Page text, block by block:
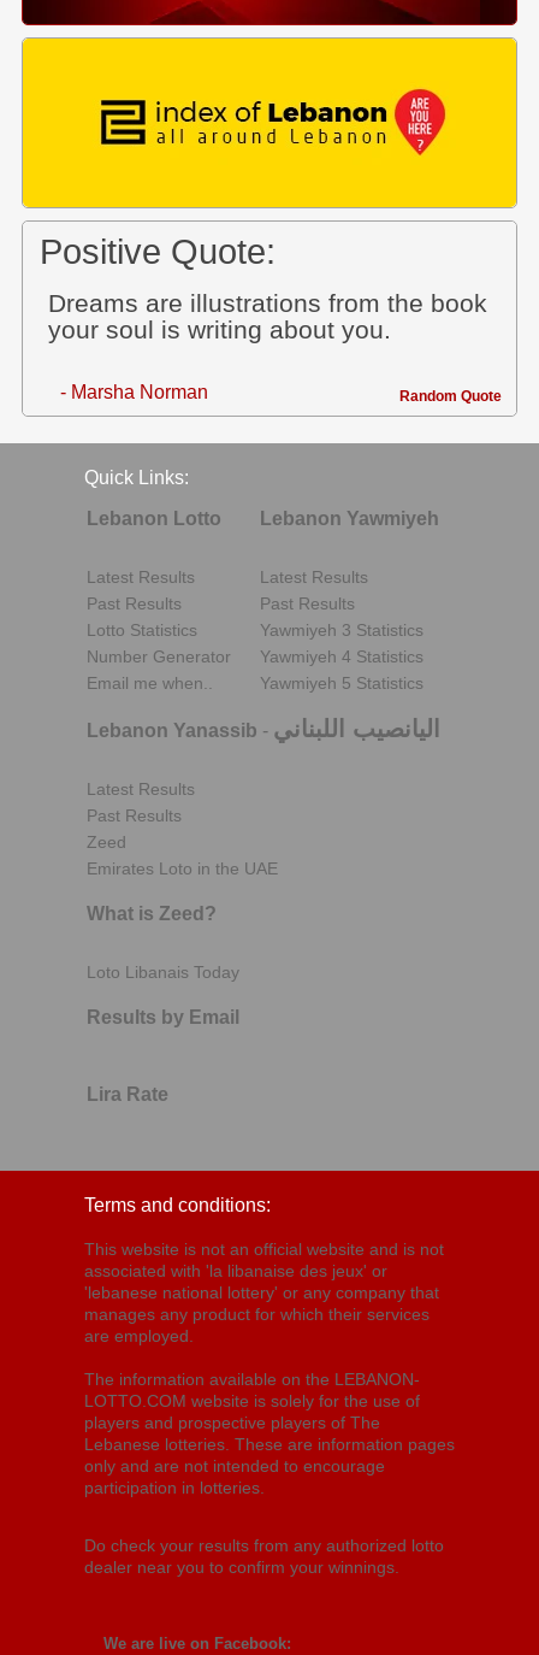
Positive Quote:
Dreams are illustrations from the book
your soul is writing about you.
- Marsha Norman Random Quote
Quick Links:
Lebanon Lotto
Latest Results
Past Results
Lotto Statistics
Number Generator
Email me when..
Lebanon Yawmiyeh
Latest Results
Past Results
Yawmiyeh 3 Statistics
Yawmiyeh 4 Statistics
Yawmiyeh 5 Statistics
Lebanon Yanassib - اليانصيب اللبناني
Latest Results
Past Results
Zeed
Emirates Loto in the UAE
What is Zeed?
Loto Libanais Today
Results by Email
Lira Rate
Terms and conditions:
This website is not an official website and is not
associated with 'la libanaise des jeux' or
'lebanese national lottery' or any company that
manages any product for which their services
are employed.
The information available on the LEBANON-
LOTTO.COM website is solely for the use of
players and prospective players of The
Lebanese lotteries. These are information pages
only and are not intended to encourage
participation in lotteries.
Do check your results from any authorized lotto
dealer near you to confirm your winnings.
We are live on Facebook: